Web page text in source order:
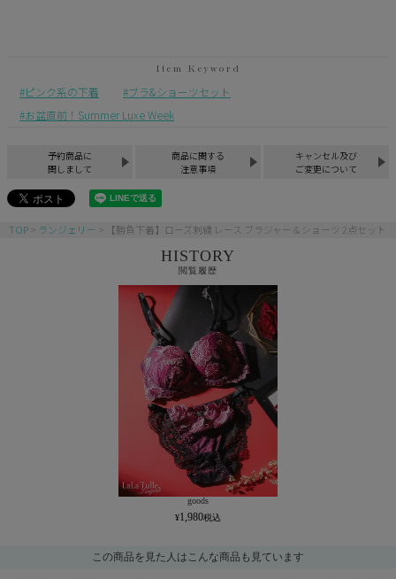
ピンク系の下着
ブラ&ショーツセット
お盆直前！Summer Luxe Week
予約商品に
関しまして
商品に関する
注意事項
キャンセル及び
ご変更について
TOP ランジェリー 【勝負下着】ローズ刺繍 レース ブラジャー＆ショーツ 2点セット
HISTORY
閲覧履歴
goods
1,980
この商品を見た人はこんな商品も見ています